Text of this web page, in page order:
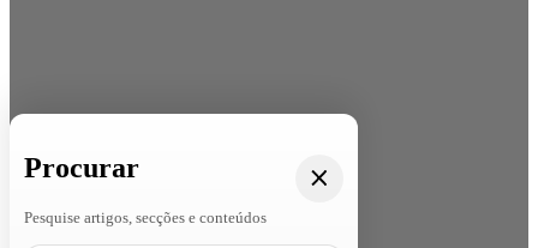
Procurar
Pesquise artigos, secções e conteúdos